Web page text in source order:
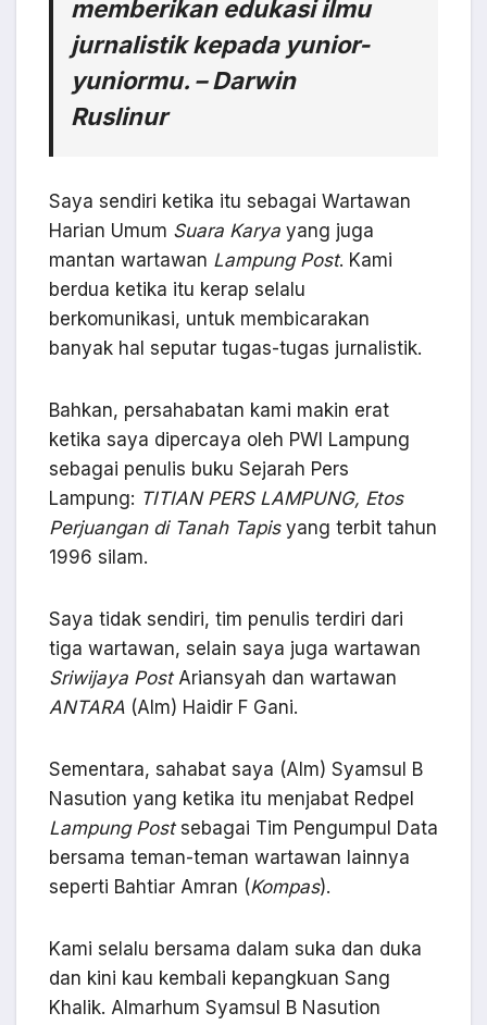
memberikan edukasi ilmu
jurnalistik kepada yunior-
yuniormu. – Darwin
Ruslinur
Saya sendiri ketika itu sebagai Wartawan
Harian Umum Suara Karya yang juga
mantan wartawan Lampung Post. Kami
berdua ketika itu kerap selalu
berkomunikasi, untuk membicarakan
banyak hal seputar tugas-tugas jurnalistik.
Bahkan, persahabatan kami makin erat
ketika saya dipercaya oleh PWI Lampung
sebagai penulis buku Sejarah Pers
Lampung: TITIAN PERS LAMPUNG, Etos
Perjuangan di Tanah Tapisyang terbit tahun
1996 silam.
Saya tidak sendiri, tim penulis terdiri dari
tiga wartawan, selain saya juga wartawan
Sriwijaya PostAriansyah dan wartawan
ANTARA (Alm) Haidir F Gani.
Sementara, sahabat saya (Alm) Syamsul B
Nasution yang ketika itu menjabat Redpel
Lampung Postsebagai Tim Pengumpul Data
bersama teman-teman wartawan lainnya
seperti Bahtiar Amran (Kompas).
Kami selalu bersama dalam suka dan duka
dan kini kau kembali kepangkuan Sang
Khalik. Almarhum Syamsul B Nasution